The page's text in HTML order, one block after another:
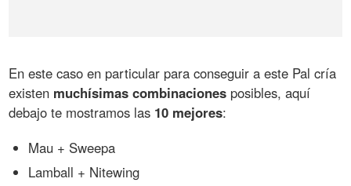
En este caso en particular para conseguir a este Pal cría
existen muchísimas combinaciones posibles, aquí
debajo te mostramos las 10 mejores:
Mau + Sweepa
Lamball + Nitewing